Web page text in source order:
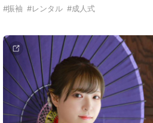
#振袖 #レンタル #成人式